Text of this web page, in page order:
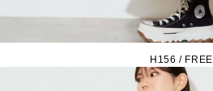
H156 / FREE